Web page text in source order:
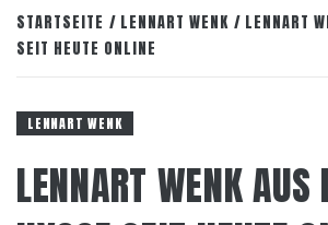
STARTSEITE LENNART WENK
LENNART
SEIT HEUTE ONLINE
LENNART WENK
LENNART WENK AUS